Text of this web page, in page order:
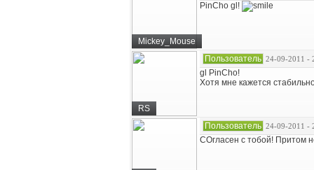
Mickey_Mouse
PinCho gl!
RS
Пользователь 24-09-2011 -
gl PinCho!
Хотя мне кажется
Пользователь 24-09-2011 -
СОгласен с тобой! Притом